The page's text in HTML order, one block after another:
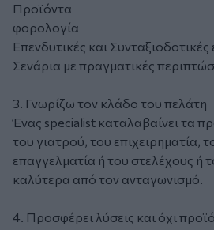
Προϊόντα
φορολογία
Επενδυτικές και Συνταξιοδοτικές
Σενάρια με πραγματικές
3. Γνωρίζω τον κλάδο του πελάτη
Ένας specialist καταλαβαίνει τα
του γιατρού, του επιχειρηματία,
επαγγελματία ή του στελέχους ή
καλύτερα από τον ανταγωνισμό.
4. Προσφέρει λύσεις και όχι